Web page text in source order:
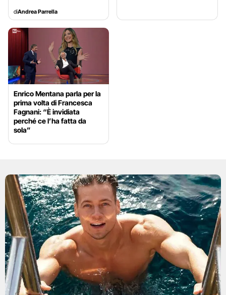
diAndrea Parrella
Enrico Mentana parla per la
prima volta di Francesca
Fagnani: “È invidiata
perché ce l’ha fatta da
sola”